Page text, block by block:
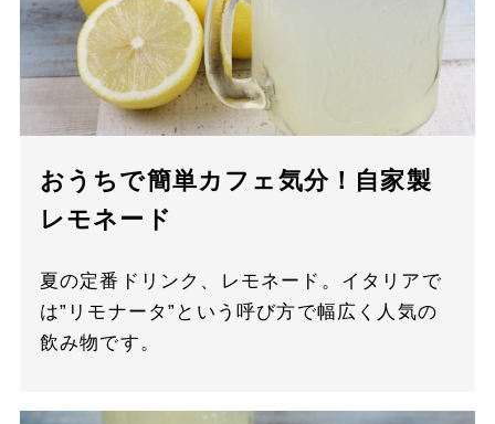
おうちで簡単カフェ気分！自家製
レモネード
夏の定番ドリンク、レモネード。イタリアで
は”リモナータ”という呼び方で幅広く人気の
飲み物です。